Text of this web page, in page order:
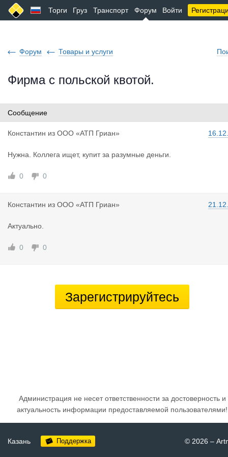
Торги Груз Транспорт Форум Войти
Форум Товары и услуги
Фирма с польской квотой.
Сообщение
Константин из ООО «АТП Гриан»
Нужна. Коллега ищет, купит за разумные деньги.
0 0
Константин из ООО «АТП Гриан»
Актуально.
0 0
Зарегистрируйтесь
Администрация не несет ответственности за достоверность и
актуальность информации предоставляемой пользователями!
Казань Поддержка © 2026 –